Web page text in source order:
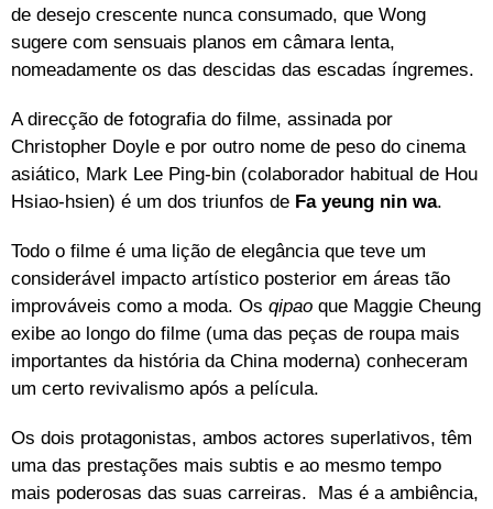
de desejo crescente nunca consumado, que Wong
sugere com sensuais planos em câmara lenta,
nomeadamente os das descidas das escadas íngremes.
A direcção de fotografia do filme, assinada por
Christopher Doyle e por outro nome de peso do cinema
asiático, Mark Lee Ping-bin (colaborador habitual de Hou
Hsiao-hsien) é um dos triunfos de Fa yeung nin wa.
Todo o filme é uma lição de elegância que teve um
considerável impacto artístico posterior em áreas tão
improváveis como a moda. Os qipao que Maggie Cheung
exibe ao longo do filme (uma das peças de roupa mais
importantes da história da China moderna) conheceram
um certo revivalismo após a película.
Os dois protagonistas, ambos actores superlativos, têm
uma das prestações mais subtis e ao mesmo tempo
mais poderosas das suas carreiras. Mas é a ambiência,